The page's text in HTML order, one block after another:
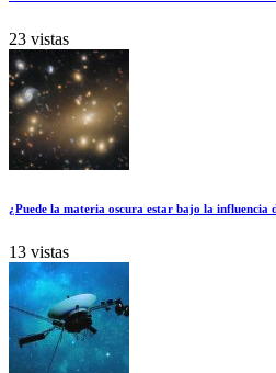
23 vistas
¿Puede la materia oscura estar bajo la influencia
13 vistas